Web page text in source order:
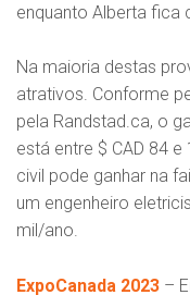
enquanto Alberta fica
Na maioria destas
atrativos. Conforme
pela Randstad.ca, o
está entre $ CAD 84
civil pode ganhar na
um engenheiro
mil/ano.
ExpoCanada 2023 –